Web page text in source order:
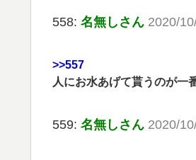
558: 名無しさん 2020/
>>557
人にお水あげて貰うのが一
559: 名無しさん 2020/